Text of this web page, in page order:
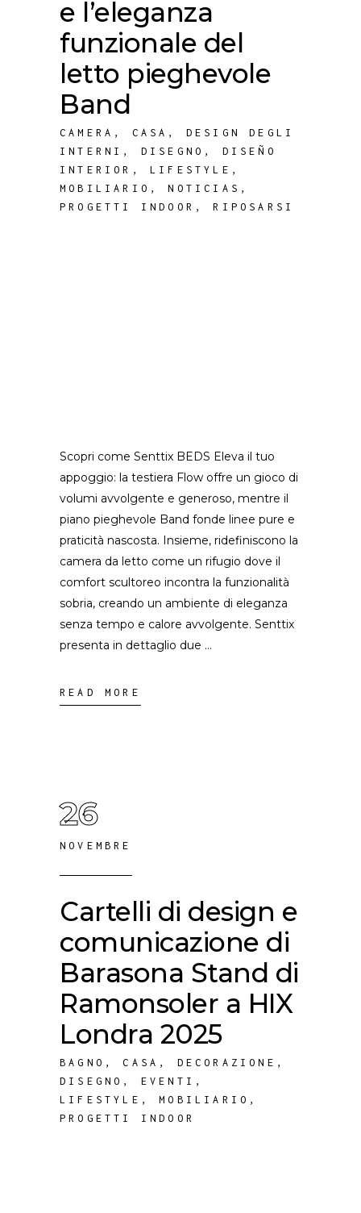
e l’eleganza
funzionale del
letto pieghevole
Band
CAMERA , CASA , DESIGN DEGLI
INTERNI , DISEGNO , DISEÑO
INTERIOR ,LIFESTYLE ,
MOBILIARIO ,NOTICIAS ,
PROGETTI INDOOR ,RIPOSARSI
Scopri come Senttix BEDS Eleva il tuo
appoggio: la testiera Flow offre un gioco di
volumi avvolgente e generoso, mentre il
piano pieghevole Band fonde linee pure e
praticità nascosta. Insieme, ridefiniscono la
camera da letto come un rifugio dove il
comfort scultoreo incontra la funzionalità
sobria, creando un ambiente di eleganza
senza tempo e calore avvolgente. Senttix
presenta in dettaglio due
READ MORE
26
NOVEMBRE
Cartelli di design e
comunicazione di
Barasona Stand di
Ramonsoler a HIX
Londra 2025
BAGNO ,CASA , DECORAZIONE ,
DISEGNO , EVENTI ,
LIFESTYLE ,MOBILIARIO ,
PROGETTI INDOOR